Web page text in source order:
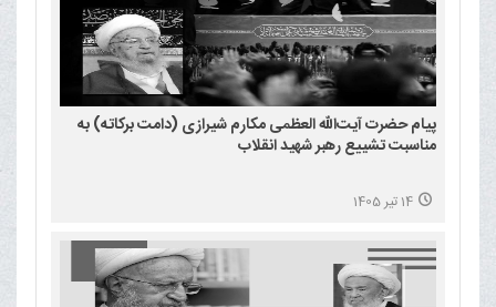
پیام حضرت آیت‌الله العظمی مکارم شیرازی (دامت برکاته) به
مناسبت تشییع رهبر شهید انقلاب
14 تیر 1405